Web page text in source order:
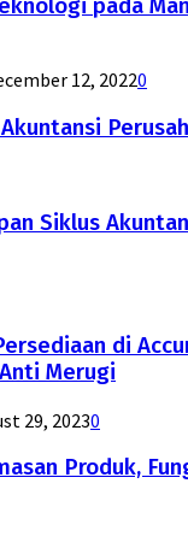
pada
12, 20220
Siklus
di
Merugi
29, 20230
Produk,